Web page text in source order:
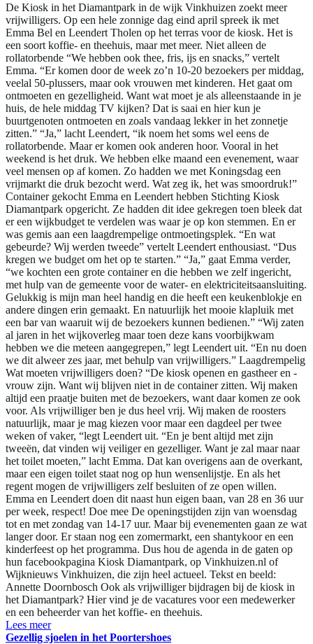
De Kiosk in het Diamantpark in de wijk Vinkhuizen zoekt meer
vrijwilligers. Op een hele zonnige dag eind april spreek ik met
Emma Bel en Leendert Tholen op het terras voor de kiosk. Het is
een soort koffie- en theehuis, maar met meer. Niet alleen de
rollatorbende “We hebben ook thee, fris, ijs en snacks,” vertelt
Emma. “Er komen door de week zo’n 10-20 bezoekers per middag,
veelal 50-plussers, maar ook vrouwen met kinderen. Het gaat om
ontmoeten en gezelligheid. Want wat moet je als alleenstaande in je
huis, de hele middag TV kijken? Dat is saai en hier kun je
buurtgenoten ontmoeten en zoals vandaag lekker in het zonnetje
zitten.” “Ja,” lacht Leendert, “ik noem het soms wel eens de
rollatorbende. Maar er komen ook anderen hoor. Vooral in het
weekend is het druk. We hebben elke maand een evenement, waar
veel mensen op af komen. Zo hadden we met Koningsdag een
vrijmarkt die druk bezocht werd. Wat zeg ik, het was smoordruk!”
Container gekocht Emma en Leendert hebben Stichting Kiosk
Diamantpark opgericht. Ze hadden dit idee gekregen toen bleek dat
er een wijkbudget te verdelen was waar je op kon stemmen. En er
was gemis aan een laagdrempelige ontmoetingsplek. “En wat
gebeurde? Wij werden tweede” vertelt Leendert enthousiast. “Dus
kregen we budget om het op te starten.” “Ja,” gaat Emma verder,
“we kochten een grote container en die hebben we zelf ingericht,
met hulp van de gemeente voor de water- en elektriciteitsaansluiting.
Gelukkig is mijn man heel handig en die heeft een keukenblokje en
andere dingen erin gemaakt. En natuurlijk het mooie klapluik met
een bar van waaruit wij de bezoekers kunnen bedienen.” “Wij zaten
al jaren in het wijkoverleg maar toen deze kans voorbijkwam
hebben we die meteen aangegrepen,” legt Leendert uit. “En nu doen
we dit alweer zes jaar, met behulp van vrijwilligers.” Laagdrempelig
Wat moeten vrijwilligers doen? “De kiosk openen en gastheer en -
vrouw zijn. Want wij blijven niet in de container zitten. Wij maken
altijd een praatje buiten met de bezoekers, want daar komen ze ook
voor. Als vrijwilliger ben je dus heel vrij. Wij maken de roosters
natuurlijk, maar je mag kiezen voor maar een dagdeel per twee
weken of vaker, “legt Leendert uit. “En je bent altijd met zijn
tweeën, dat vinden wij veiliger en gezelliger. Want je zal maar naar
het toilet moeten,” lacht Emma. Dat kan overigens aan de overkant,
maar een eigen toilet staat nog op hun wensenlijstje. En als het
regent mogen de vrijwilligers zelf besluiten of ze open willen.
Emma en Leendert doen dit naast hun eigen baan, van 28 en 36 uur
per week, respect! Doe mee De openingstijden zijn van woensdag
tot en met zondag van 14-17 uur. Maar bij evenementen gaan ze wat
langer door. Er staan nog een zomermarkt, een shantykoor en een
kinderfeest op het programma. Dus hou de agenda in de gaten op
hun facebookpagina Kiosk Diamantpark, op Vinkhuizen.nl of
Wijknieuws Vinkhuizen, die zijn heel actueel. Tekst en beeld:
Annette Doornbosch Ook als vrijwilliger bijdragen bij de kiosk in
het Diamantpark? Hier vind je de vacatures voor een medewerker
en een beheerder van het koffie- en theehuis.
Lees meer
Gezellig sjoelen in het Poortershoes